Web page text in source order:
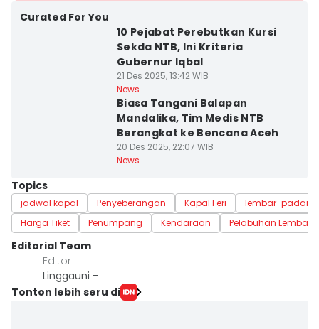
Curated For You
10 Pejabat Perebutkan Kursi
Sekda NTB, Ini Kriteria
Gubernur Iqbal
21 Des 2025, 13:42 WIB
News
Biasa Tangani Balapan
Mandalika, Tim Medis NTB
Berangkat ke Bencana Aceh
20 Des 2025, 22:07 WIB
News
Topics
jadwal kapal Penyeberangan Kapal Feri
lembar-
Harga Tiket
Penumpang Kendaraan Pelabuhan Lembar
Editorial Team
Editor
Linggauni -
Tonton lebih seru di